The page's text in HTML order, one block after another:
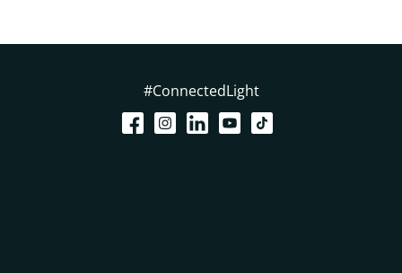
#ConnectedLight